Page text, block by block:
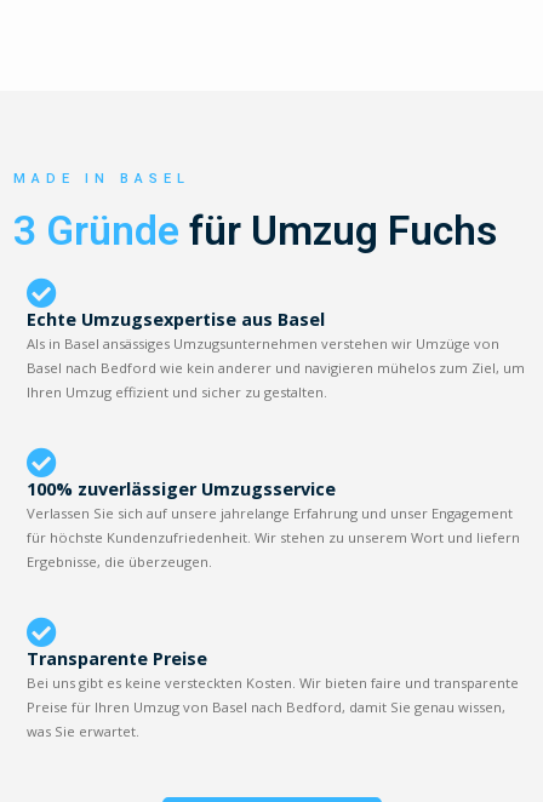
MADE IN BASEL
3 Gründe für Umzug Fuchs
Echte Umzugsexpertise aus Basel
Als in Basel ansässiges Umzugsunternehmen verstehen wir Umzüge von
Basel nach Bedford wie kein anderer und navigieren mühelos zum Ziel, um
Ihren Umzug effizient und sicher zu gestalten.
100% zuverlässiger Umzugsservice
Verlassen Sie sich auf unsere jahrelange Erfahrung und unser Engagement
für höchste Kundenzufriedenheit. Wir stehen zu unserem Wort und liefern
Ergebnisse, die überzeugen.
Transparente Preise
Bei uns gibt es keine versteckten Kosten. Wir bieten faire und transparente
Preise für Ihren Umzug von Basel nach Bedford, damit Sie genau wissen,
was Sie erwartet.